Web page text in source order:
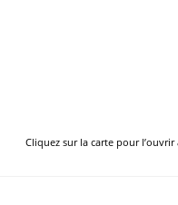
Cliquez sur la carte pour